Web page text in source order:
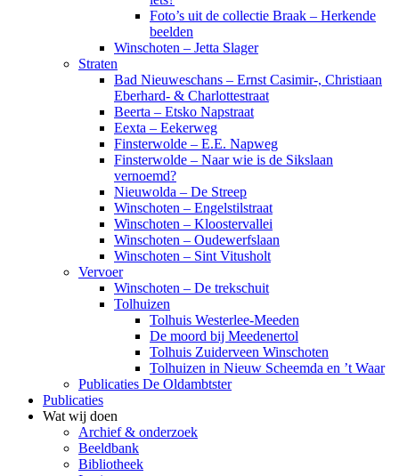
Foto’s uit de collectie Braak – Herkende
beelden
Winschoten – Jetta Slager
Straten
Bad Nieuweschans – Ernst Casimir-, Christiaan
Eberhard- & Charlottestraat
Beerta – Etsko Napstraat
Eexta – Eekerweg
Finsterwolde – E.E. Napweg
Finsterwolde – Naar wie is de Sikslaan
vernoemd?
Nieuwolda – De Streep
Winschoten – Engelstilstraat
Winschoten – Kloostervallei
Winschoten – Oudewerfslaan
Winschoten – Sint Vitusholt
Vervoer
Winschoten – De trekschuit
Tolhuizen
Tolhuis Westerlee-Meeden
De moord bij Meedenertol
Tolhuis Zuiderveen Winschoten
Tolhuizen in Nieuw Scheemda en ’t Waar
Publicaties De Oldambtster
Publicaties
Wat wij doen
Archief & onderzoek
Beeldbank
Bibliotheek